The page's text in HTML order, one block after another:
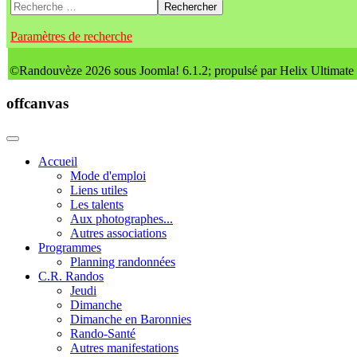
Rechercher
Paramètres de recherche
©Randouvèze 2026 sous Joomla! 6.1.2; propulsé par Helix Ultimate
offcanvas
Accueil
Mode d'emploi
Liens utiles
Les talents
Aux photographes...
Autres associations
Programmes
Planning randonnées
C.R. Randos
Jeudi
Dimanche
Dimanche en Baronnies
Rando-Santé
Autres manifestations